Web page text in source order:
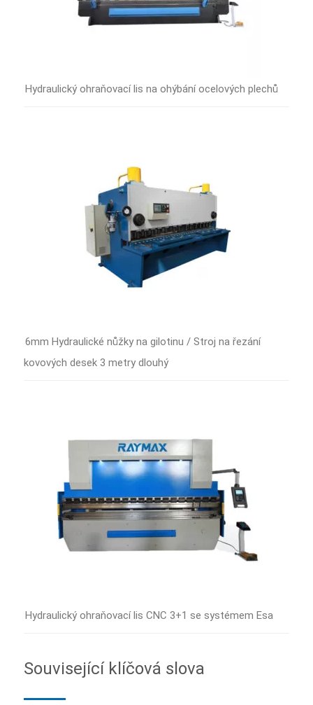
Hydraulický ohraňovací lis na ohýbání ocelových plechů
6mm Hydraulické nůžky na gilotinu / Stroj na řezání
kovových desek 3 metry dlouhý
Hydraulický ohraňovací lis CNC 3+1 se systémem Esa
Související klíčová slova